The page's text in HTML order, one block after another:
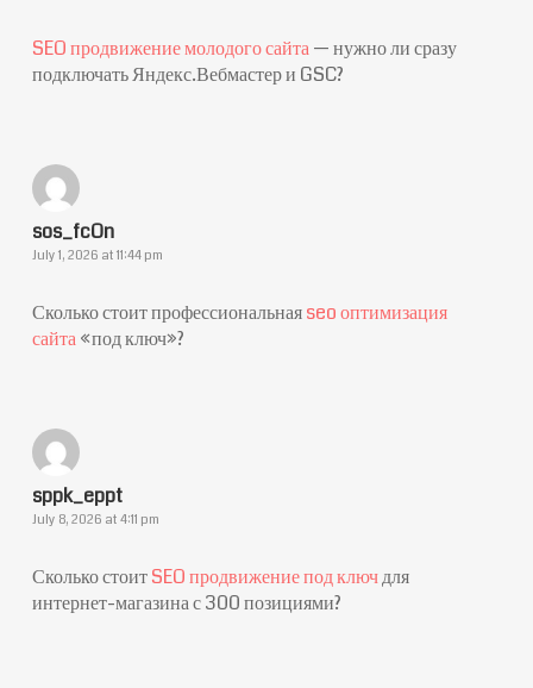
SEO продвижение молодого сайта— нужно ли сразу
подключать Яндекс.Вебмастер и GSC?
sos_fcOn
July 1, 2026 at 11:44 pm
Сколько стоит профессиональнаяseo оптимизация
сайта«под ключ»?
sppk_eppt
July 8, 2026 at 4:11 pm
Сколько стоитSEO продвижение под ключдля
интернет-магазина с 300 позициями?